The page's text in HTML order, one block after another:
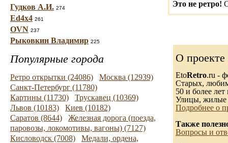
Гудков А.И. 274
Ed4x4 261
OVN 237
Рыковкин Владимир 225
Популярные города
Ретро открытки (24086)
Москва (12939)
Санкт-Петербург (11780)
Картины (11730)
Трускавец (10369)
Львов (10183)
Киев (10182)
Саратов (8644)
Железная дорога (поезда,
паровозы, локомотивы, вагоны) (7127)
Кисловодск (7008)
Медали, ордена,
Это не ретро!
О проекте
EtoRetro.ru -
Старых,
50 и более лет
Улицы, жилые
Подробнее о
Также
Вопросы и